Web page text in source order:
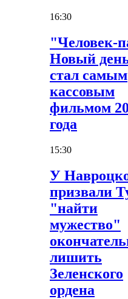
16:30
"Человек-
Новый
стал самым
кассовым
фильмом
года
15:30
У
призвали
"найти
мужество"
лишить
Зеленского
ордена